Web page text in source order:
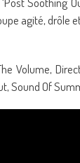
agité, drôle
Volume,
Sound Of